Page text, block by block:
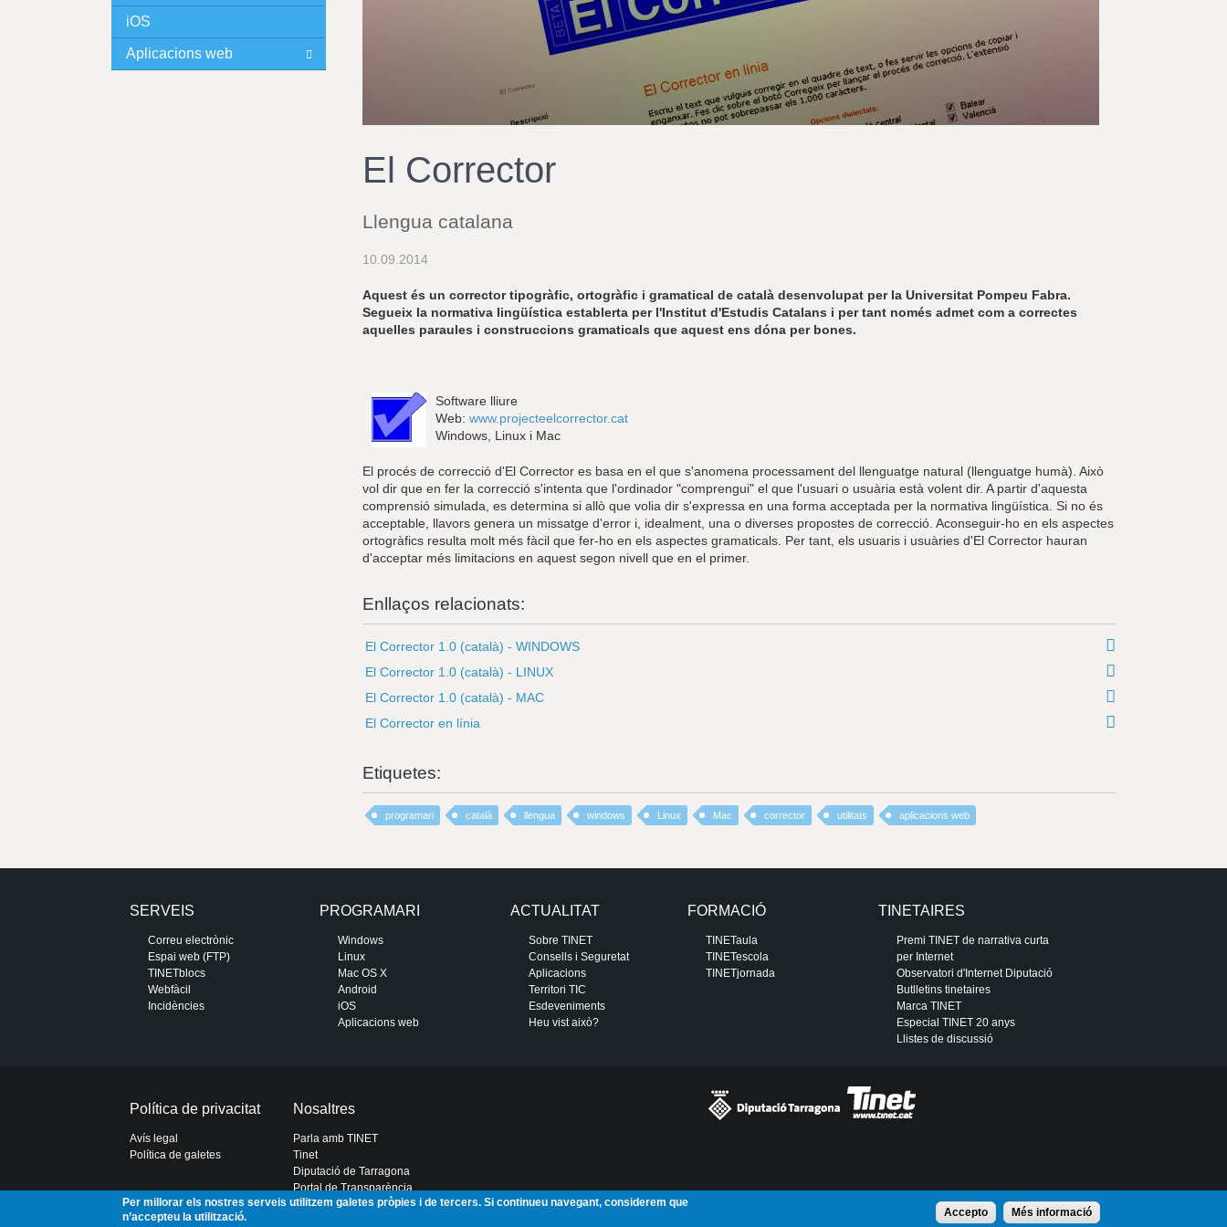
l
I
N
El Corrector
Llengua catalana
10.09.2014
Aquest és un corrector tipogràfic, ortogràfic i gramatical de català desenvolupat per la Universitat Pompeu Fabra.
Segueix la normativa lingüística establerta per l'Institut d'Estudis Catalans i per tant només admet com a correctes
aquelles paraules i construccions gramaticals que aquest ens dóna per bones.
Software lliure
Web: www.projecteelcorrector.cat
Windows, Linux i Mac
El procés de correcció d'El Corrector es basa en el que s'anomena processament del llenguatge natural (llenguatge humà). Això
vol dir que en fer la correcció s'intenta que l'ordinador "comprengui" el que l'usuari o usuària està volent dir. A partir d'aquesta
comprensió simulada, es determina si allò que volia dir s'expressa en una forma acceptada per la normativa lingüística. Si no és
acceptable, llavors genera un missatge d'error i, idealment, una o diverses propostes de correcció. Aconseguir-ho en els aspectes
ortogràfics resulta molt més fàcil que fer-ho en els aspectes gramaticals. Per tant, els usuaris i usuàries d'El Corrector hauran
d'acceptar més limitacions en aquest segon nivell que en el primer.
Enllaços relacionats:
El Corrector 1.0 (català) - WINDOWS
El Corrector 1.0 (català) - LINUX
El Corrector 1.0 (català) - MAC
El Corrector en línia
Etiquetes:
programari català llengua windows Linux Mac corrector utilitats aplicacions web
iOS
Aplicacions web
SERVEIS
Correu electrònic
Espai web (FTP)
TINETblocs
Webfàcil
Incidències
PROGRAMARI
Windows
Linux
Mac OS X
Android
iOS
Aplicacions web
ACTUALITAT
Sobre TINET
Consells i Seguretat
Aplicacions
Territori TIC
Esdeveniments
Heu vist això?
FORMACIÓ
TINETaula
TINETescola
TINETjornada
TINETAIRES
Premi TINET de narrativa curta
per Internet
Observatori d'Internet Diputació
Butlletins tinetaires
Marca TINET
Especial TINET 20 anys
Llistes de discussió
Política de privacitat
Avís legal
Política de galetes
Nosaltres
Parla amb TINET
Tinet
Diputació de Tarragona
Portal de Transparència
Per millorar els nostres serveis utilitzem galetes pròpies i de tercers. Si continueu navegant, considerem que
n’accepteu la utilització.
Accepto Més informació